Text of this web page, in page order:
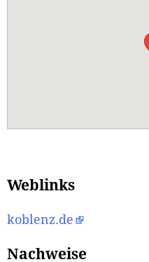
Weblinks
koblenz.de
Nachweise